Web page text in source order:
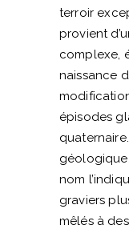
terroir
provient
complexe,
naissance
épisodes
nom
graviers
mêlés à